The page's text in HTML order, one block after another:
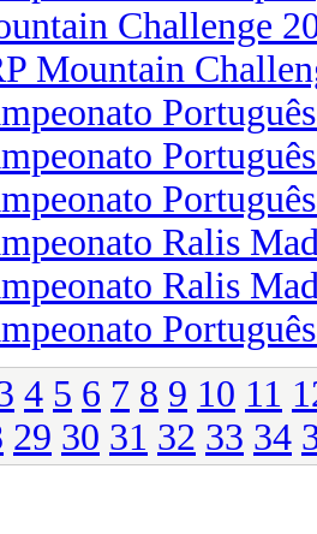
Challenge
Mountain
Ralis
Ralis
4 5 6 7 8 9 10 11
29 30 31 32 33 34